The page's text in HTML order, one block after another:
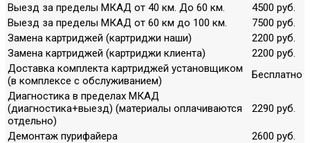
Выезд за пределы МКАД от 40 км. До 60 км.
4500 руб.
Выезд за пределы МКАД от 60 км до 100 км.
7500 руб.
Замена картриджей (картриджи наши)
2200 руб.
Замена картриджей (картриджи клиента)
2200 руб.
Доставка комплекта картриджей установщиком
(в комплексе с обслуживанием)
Бесплатно
Диагностика в пределах МКАД
(диагностика+выезд) (материалы оплачиваются
отдельно)
2290 руб.
Демонтаж пурифайера
2600 руб.